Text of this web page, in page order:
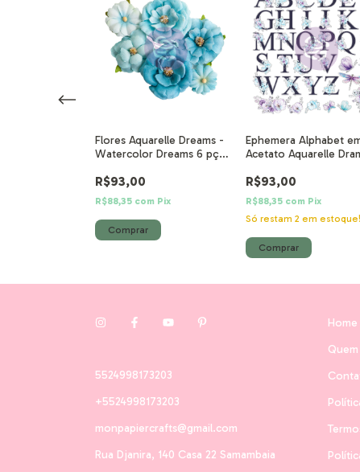
Flores Aquarelle Dreams -
Watercolor Dreams 6 pçs -
R$93,00
R$88,35 com Pix
Ephemera Alphabet
Acetato Aquarelle
R$93,00
R$88,35 com Pix
Só restam2 em estoque!
5524998173203
+5524998173203
monpapiercrafts@gmail.com
Rua Djanira, 140 Casa 22 Samambaia
Home